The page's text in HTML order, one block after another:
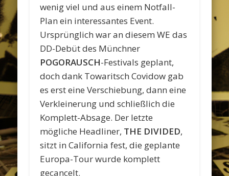
wenig viel und aus einem Notfall-
Plan ein interessantes Event.
Ursprünglich war an diesem WE das
DD-Debüt des Münchner
POGORAUSCH-Festivals geplant,
doch dank Towaritsch Covidow gab
es erst eine Verschiebung, dann eine
Verkleinerung und schließlich die
Komplett-Absage. Der letzte
mögliche Headliner, THE DIVIDED,
sitzt in California fest, die geplante
Europa-Tour wurde komplett
gecancelt.